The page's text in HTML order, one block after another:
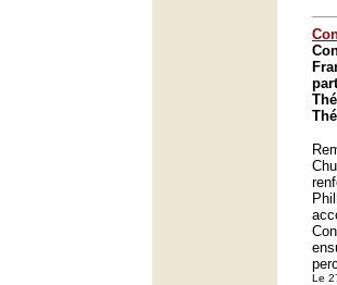
Le